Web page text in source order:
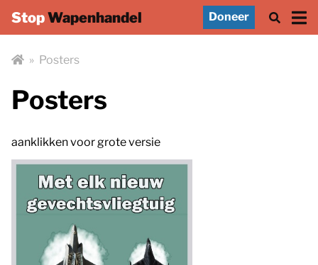
StopWapenhandel Doneer
» Posters
Posters
aanklikken voor grote versie